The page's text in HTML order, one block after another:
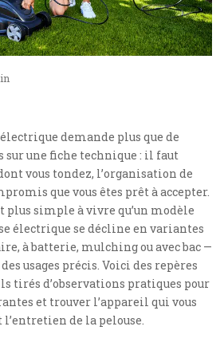
demande plus que de
une fiche technique : il faut
vous tondez, l’organisation de
que vous êtes prêt à accepter.
plus simple à vivre qu’un modèle
électrique se décline en variantes
à batterie, mulching ou avec bac —
usages précis. Voici des repères
tirés d’observations pratiques pour
et trouver l’appareil qui vous
de la pelouse.